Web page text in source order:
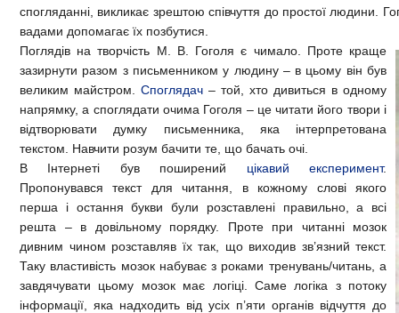
спогляданні, викликає зрештою співчуття до простої людини.
вадами допомагає їх позбутися.
Поглядів на творчість М. В. Гоголя є чимало. Проте краще
зазирнути разом з письменником у людину – в цьому він був
великим майстром.
Споглядач – той, хто дивиться в одному
напрямку, а споглядати очима Гоголя – це читати його твори і
відтворювати думку письменника, яка інтерпретована
текстом. Навчити розум бачити те, що бачать очі.
В Інтернеті був поширений цікавий експеримент.
Пропонувався текст для читання, в кожному слові якого
перша і остання букви були розставлені правильно, а всі
решта – в довільному порядку. Проте при читанні мозок
дивним чином розставляв їх так, що виходив зв’язний текст.
Таку властивість мозок набуває з роками тренувань/читань, а
завдячувати цьому мозок має логіці. Саме логіка з потоку
інформації, яка надходить від усіх п’яти органів відчуття до